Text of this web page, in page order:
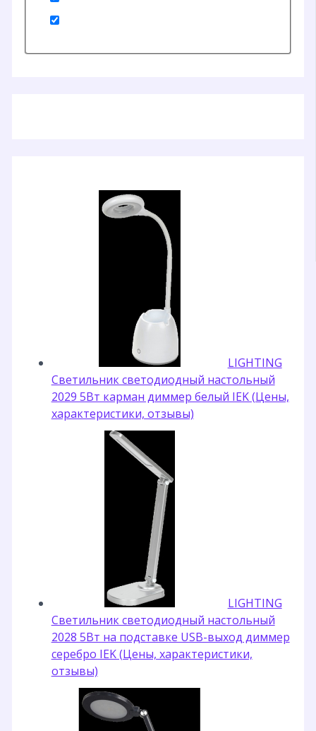
LIGHTING
Светильник светодиодный настольный
2029 5Вт карман диммер белый IEK (Цены,
характеристики, отзывы)
LIGHTING
Светильник светодиодный настольный
2028 5Вт на подставке USB-выход диммер
серебро IEK (Цены, характеристики,
отзывы)